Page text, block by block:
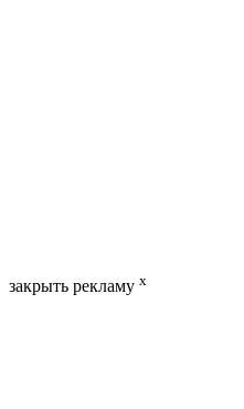
закрыть рекламу x